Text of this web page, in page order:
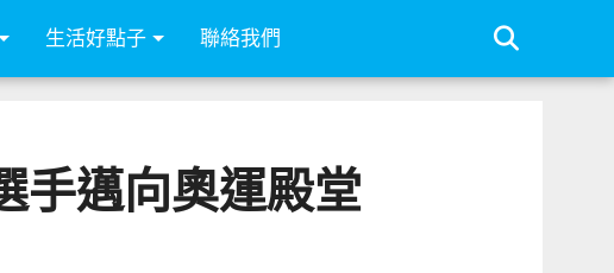
生活好點子 聯絡我們
手邁向奧運殿堂